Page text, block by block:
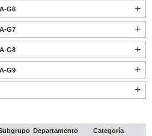
G6
G7
G8
G9
Departamento
Categoría